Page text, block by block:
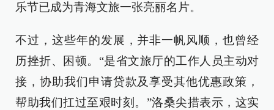
乐节已成为青海文旅一张亮丽名片。
不过，这些年的发展，并非一帆风顺，也曾经
历挫折、困顿。“是省文旅厅的工作人员主动对
接，协助我们申请贷款及享受其他优惠政策，
帮助我们扛过至艰时刻。”洛桑尖措表示，这实